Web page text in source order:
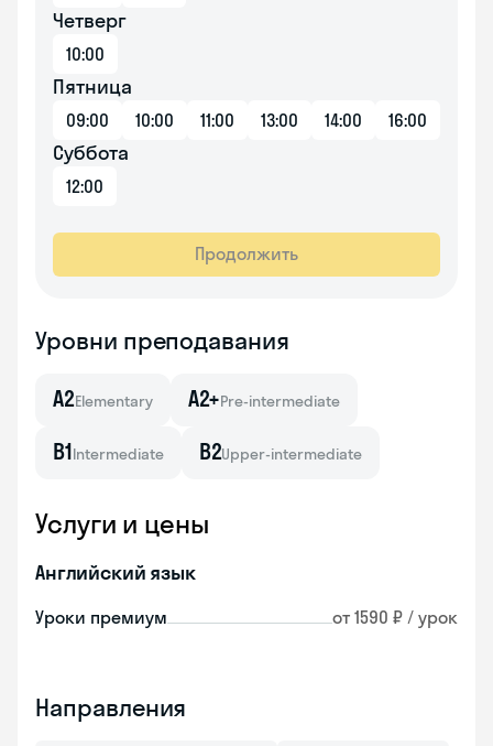
Четверг
10:00
Пятница
09:00 10:00 11:00 13:00 14:00 16:00
Суббота
12:00
Продолжить
Уровни преподавания
A2Elementary A2+Pre-intermediate
B1Intermediate B2Upper-intermediate
Услуги и цены
Английский язык
Уроки премиум от 1590 ₽ / урок
Направления